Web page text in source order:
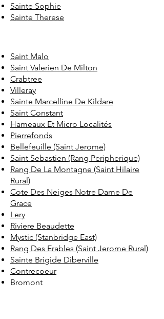
Sainte Sophie
Sainte Therese
Saint Malo
Saint Valerien De Milton
Crabtree
Villeray
Sainte Marcelline De Kildare
Saint Constant
Hameaux Et Micro Localités
Pierrefonds
Bellefeuille (Saint Jerome)
Saint Sebastien (Rang Peripherique)
Rang De La Montagne (Saint Hilaire
Rural)
Cote Des Neiges Notre Dame De
Grace
Lery
Riviere Beaudette
Mystic (Stanbridge East)
Rang Des Erables (Saint Jerome Rural)
Sainte Brigide Diberville
Contrecoeur
Bromont